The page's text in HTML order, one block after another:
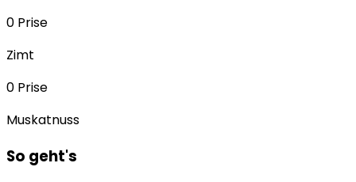
0 Prise
Zimt
0 Prise
Muskatnuss
So geht's